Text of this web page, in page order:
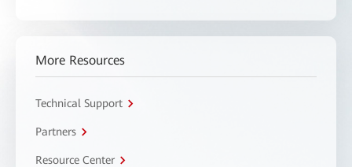
More Resources
Technical Support
Partners
Resource Center